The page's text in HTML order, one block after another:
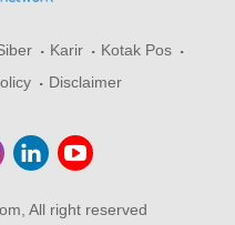
Karir
Kotak Pos
Disclaimer
All right reserved